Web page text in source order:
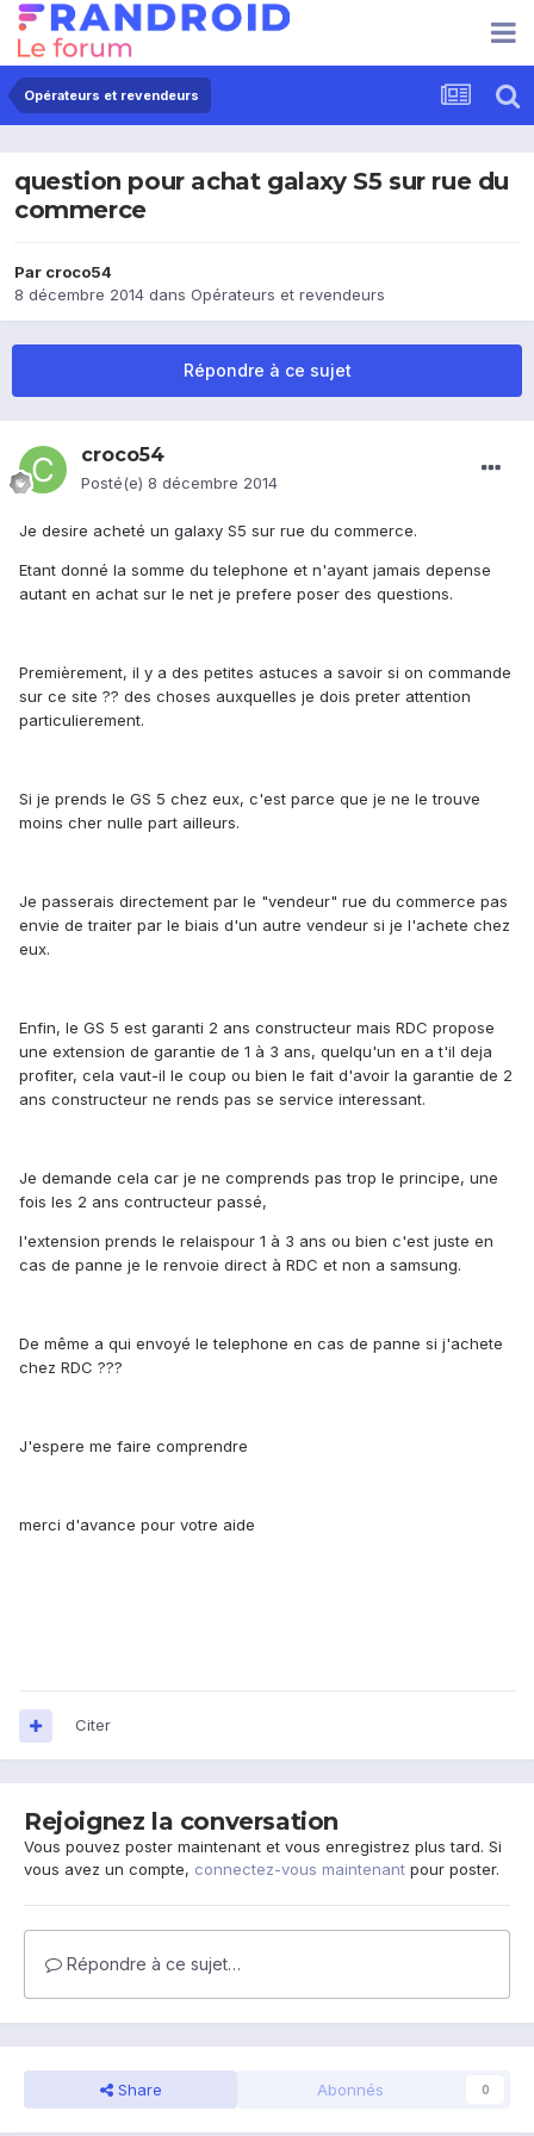
Opérateurs et revendeurs
question pour achat galaxy S5 sur rue du
commerce
Par croco54
8 décembre 2014 dans Opérateurs et revendeurs
Répondre à ce sujet
croco54
Posté(e) 8 décembre 2014
Je desire acheté un galaxy S5 sur rue du commerce.
Etant donné la somme du telephone et n'ayant jamais depense
autant en achat sur le net je prefere poser des questions.
Premièrement, il y a des petites astuces a savoir si on commande
sur ce site ?? des choses auxquelles je dois preter attention
particulierement.
Si je prends le GS 5 chez eux, c'est parce que je ne le trouve
moins cher nulle part ailleurs.
Je passerais directement par le "vendeur" rue du commerce pas
envie de traiter par le biais d'un autre vendeur si je l'achete chez
eux.
Enfin, le GS 5 est garanti 2 ans constructeur mais RDC propose
une extension de garantie de 1 à 3 ans, quelqu'un en a t'il deja
profiter, cela vaut-il le coup ou bien le fait d'avoir la garantie de 2
ans constructeur ne rends pas se service interessant.
Je demande cela car je ne comprends pas trop le principe, une
fois les 2 ans contructeur passé,
l'extension prends le relaispour 1 à 3 ans ou bien c'est juste en
cas de panne je le renvoie direct à RDC et non a samsung.
De même a qui envoyé le telephone en cas de panne si j'achete
chez RDC ???
J'espere me faire comprendre
merci d'avance pour votre aide
Citer
Rejoignez la conversation
Vous pouvez poster maintenant et vous enregistrez plus tard. Si
vous avez un compte, connectez-vous maintenant pour poster.
Répondre à ce sujet…
Share Abonnés 0